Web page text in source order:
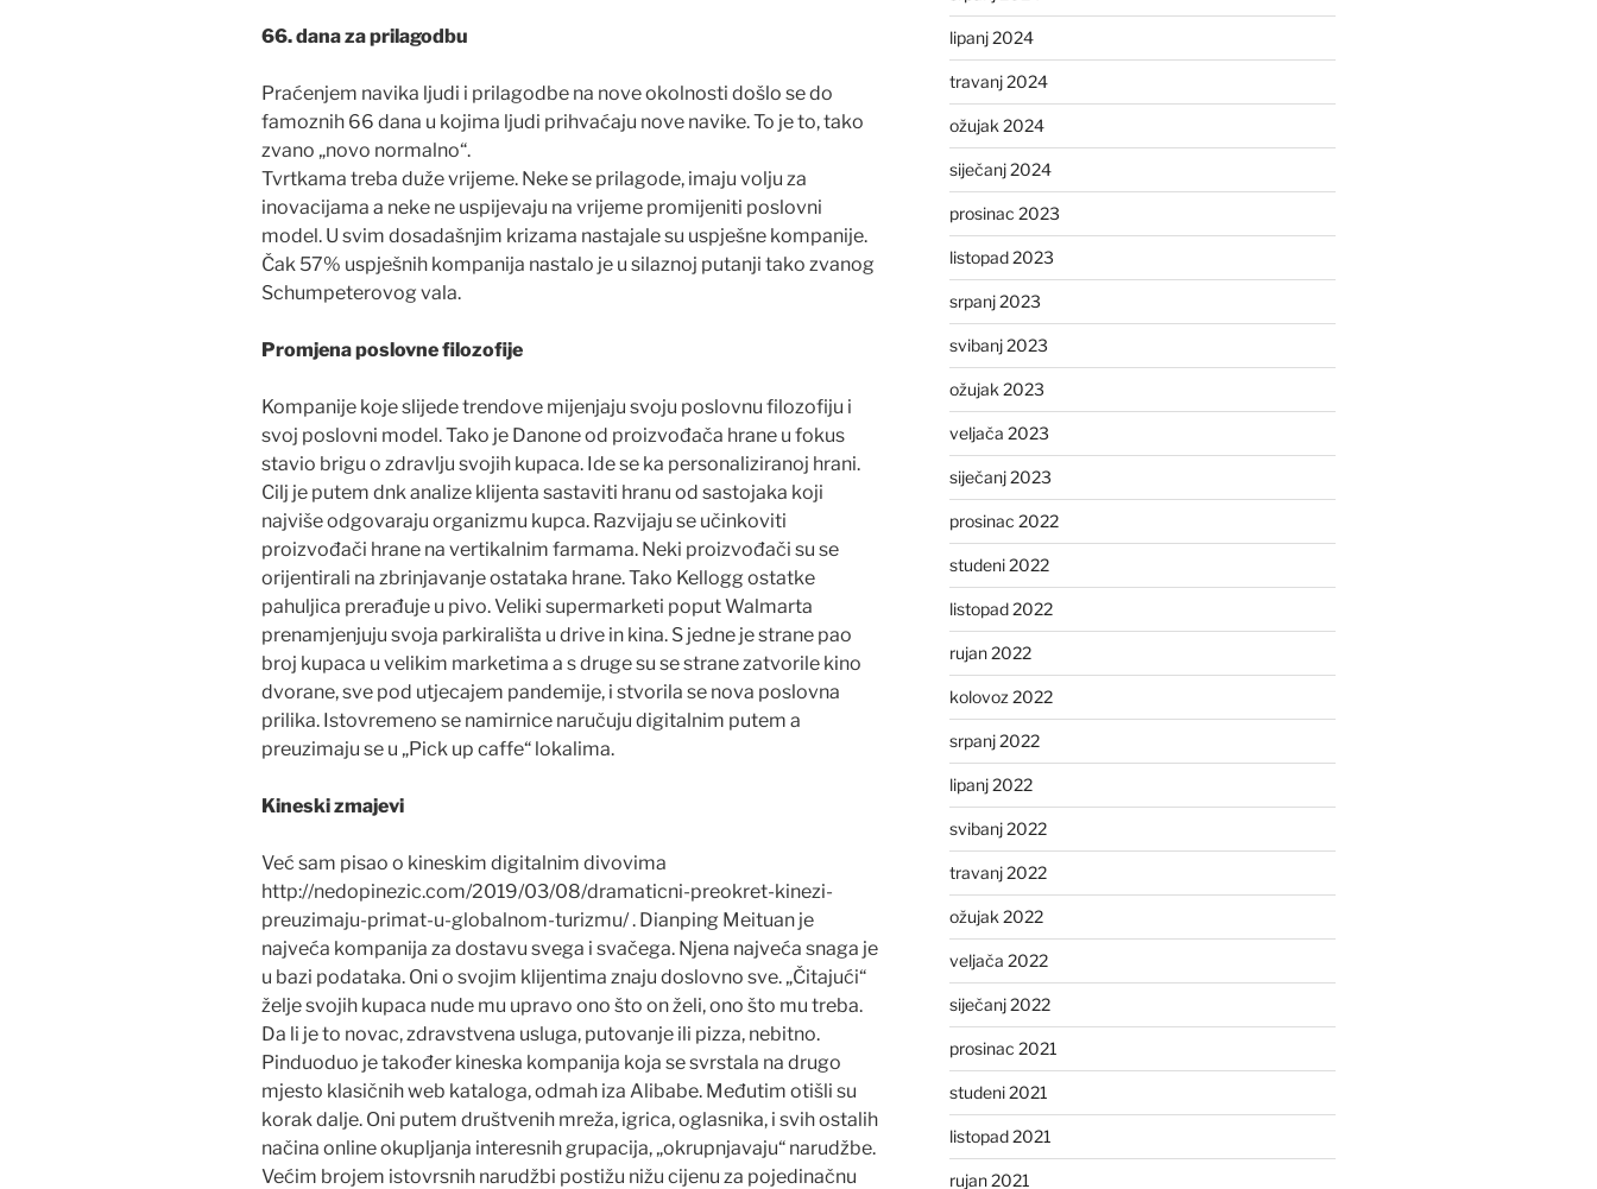
66. dana za prilagodbu
Praćenjem navika ljudi i prilagodbe na nove okolnosti došlo se do
famoznih 66 dana u kojima ljudi prihvaćaju nove navike. To je to, tako
zvano „novo normalno“.
Tvrtkama treba duže vrijeme. Neke se prilagode, imaju volju za
inovacijama a neke ne uspijevaju na vrijeme promijeniti poslovni
model. U svim dosadašnjim krizama nastajale su uspješne kompanije.
Čak 57% uspješnih kompanija nastalo je u silaznoj putanji tako zvanog
Schumpeterovog vala.
Promjena poslovne filozofije
Kompanije koje slijede trendove mijenjaju svoju poslovnu filozofiju i
svoj poslovni model. Tako je Danone od proizvođača hrane u fokus
stavio brigu o zdravlju svojih kupaca. Ide se ka personaliziranoj hrani.
Cilj je putem dnk analize klijenta sastaviti hranu od sastojaka koji
najviše odgovaraju organizmu kupca. Razvijaju se učinkoviti
proizvođači hrane na vertikalnim farmama. Neki proizvođači su se
orijentirali na zbrinjavanje ostataka hrane. Tako Kellogg ostatke
pahuljica prerađuje u pivo. Veliki supermarketi poput Walmarta
prenamjenjuju svoja parkirališta u drive in kina. S jedne je strane pao
broj kupaca u velikim marketima a s druge su se strane zatvorile kino
dvorane, sve pod utjecajem pandemije, i stvorila se nova poslovna
prilika. Istovremeno se namirnice naručuju digitalnim putem a
preuzimaju se u „Pick up caffe“ lokalima.
Kineski zmajevi
Već sam pisao o kineskim digitalnim divovima
http://nedopinezic.com/2019/03/08/dramaticni-preokret-kinezi-
preuzimaju-primat-u-globalnom-turizmu/ . Dianping Meituan je
najveća kompanija za dostavu svega i svačega. Njena najveća snaga je
u bazi podataka. Oni o svojim klijentima znaju doslovno sve. „Čitajući“
želje svojih kupaca nude mu upravo ono što on želi, ono što mu treba.
Da li je to novac, zdravstvena usluga, putovanje ili pizza, nebitno.
Pinduoduo je također kineska kompanija koja se svrstala na drugo
mjesto klasičnih web kataloga, odmah iza Alibabe. Međutim otišli su
korak dalje. Oni putem društvenih mreža, igrica, oglasnika, i svih ostalih
načina online okupljanja interesnih grupacija, „okrupnjavaju“ narudžbe.
Većim brojem istovrsnih narudžbi postižu nižu cijenu za pojedinačnu
lipanj 2024
travanj 2024
ožujak 2024
siječanj 2024
prosinac 2023
listopad 2023
srpanj 2023
svibanj 2023
ožujak 2023
veljača 2023
siječanj 2023
prosinac 2022
studeni 2022
listopad 2022
rujan 2022
kolovoz 2022
srpanj 2022
lipanj 2022
svibanj 2022
travanj 2022
ožujak 2022
veljača 2022
siječanj 2022
prosinac 2021
studeni 2021
listopad 2021
rujan 2021